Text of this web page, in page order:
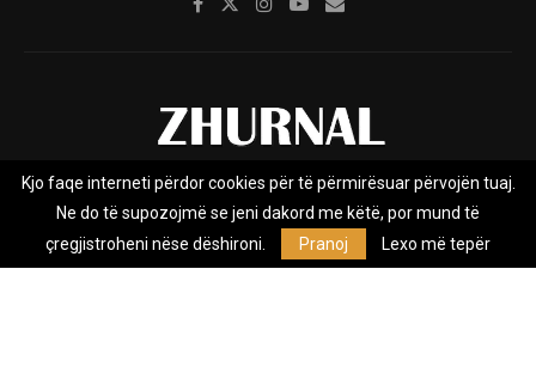
Rreth nesh Impresumi Marketing
Privacy Policy
Zhurnal.mk është Agjenci e Lajmeve e pavarur, e themeluar në vitin
Kjo faqe interneti përdor cookies për të përmirësuar përvojën tuaj.
Ne do të supozojmë se jeni dakord me këtë, por mund të
çregjistroheni nëse dëshironi.
Pranoj Lexo më tepër